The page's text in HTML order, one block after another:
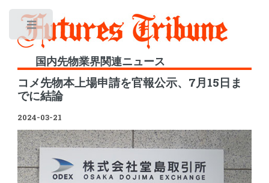
国内先物業界関連ニュース
コメ先物本上場申請を官報公示、7月15日ま
でに結論
2024-03-21
Toggle